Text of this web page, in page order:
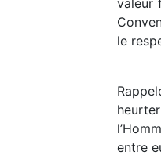
le
entre